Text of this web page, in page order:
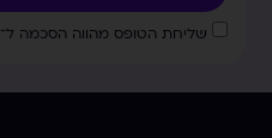
שליחת הטופס מהווה הסכמה ל־